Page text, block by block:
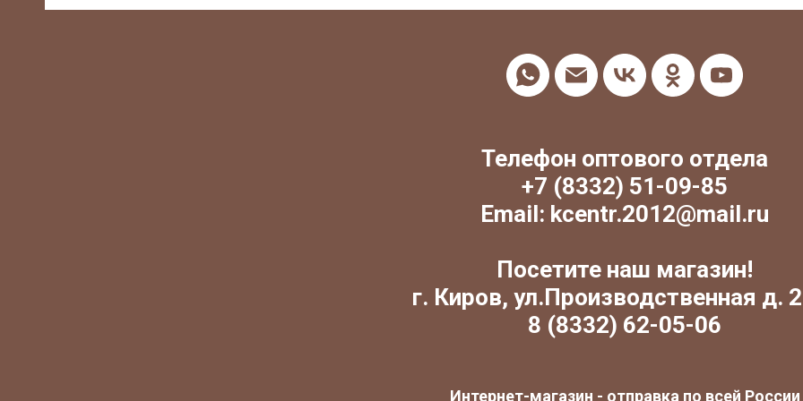
Телефон оптового отдела
+7 (8332) 51-09-85
Email: kcentr.2012@mail.ru
Посетите наш магазин!
г. Киров, ул.Производственная д.
8 (8332) 62-05-06
Интернет-магазин - отправка по всей России